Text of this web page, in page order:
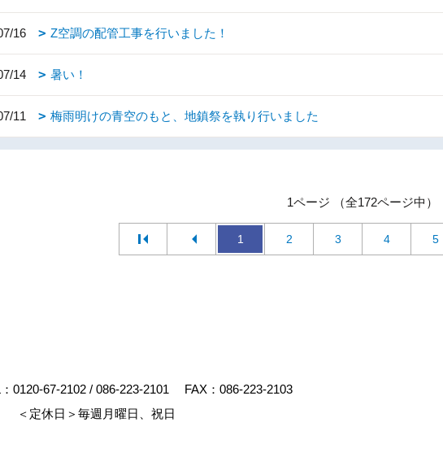
16 Z空調の配管工事を行いました！
14 暑い！
11 梅雨明けの青空のもと、地鎮祭を執り行いました
1ページ （全172ページ中）
1 2 3 4 5
0120-67-2102 / 086-223-2101
FAX：086-223-2103
＜定休日＞毎週月曜日、祝日